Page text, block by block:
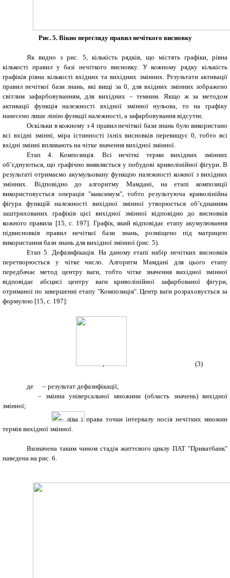
Рис. 5. Вікно перегляду правил нечіткого висновку
Як видно з рис. 5, кількість рядків, що містять графіки, рівна
кількості правил у базі нечіткого висновку. У кожному рядку кількість
графіків рівна кількості вхідних та вихідних змінних. Результати активації
правил нечіткої бази знань, які вищі за 0, для вхідних змінних зображено
світлим зафарбовуванням, для вихідних – темним. Якщо ж за методом
активації функція належності вхідної змінної нульова, то на графіку
нанесено лише лінію функції належності, а зафарбовування відсутнє.
Оскільки в кожному з 4 правил нечіткої бази знань було використано
всі вхідні змінні, міра істинності їхніх висновків перевищує 0, тобто всі
вхідні змінні впливають на чітке значення вихідної змінної.
Етап 4. Композиція. Всі нечіткі терми вихідних змінних
об’єднуються, що графічно виявляється у побудові криволінійної фігури. В
результаті отримаємо акумульовану функцію належності кожної з вихідних
змінних. Відповідно до алгоритму Мамдані, на етапі композиції
використовується операція "максимум", тобто результуюча криволінійна
фігура функцій належності вихідної змінної утворюється об’єднанням
заштрихованих графіків цієї вихідної змінної відповідно до висновків
кожного правила [15, c . 197]. Графік, який відповідає етапу акумулювання
підвисновків правил нечіткої бази знань, розміщено під матрицею
використання бази знань для вихідної змінної (рис. 5).
Етап 5. Дефазифікація. На даному етапі набір нечітких висновків
перетворюється у чітке число. Алгоритм Мамдані для цього етапу
передбачає метод центру ваги, тобто чітке значення вихідної змінної
відповідає абсцисі центру ваги криволінійної зафарбованої фігури,
отриманої по завершенні етапу "Композиція". Центр ваги розраховується за
формулою [15 c 197]:
, (3)
де
– результат дефазифікації;
– змінна універсальної множини (область значень) вихідної
змінної;
– ліва і права точки інтервалу носія нечітких множин
термів вихідної змінної.
Визначена таким чином стадія життєвого циклу ПАТ "Приватбанк"
наведена на рис. 6.